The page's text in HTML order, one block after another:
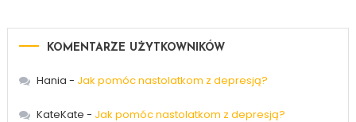
KOMENTARZE UŻYTKOWNIKÓW
Hania - Jak pomóc nastolatkom z depresją?
KateKate - Jak pomóc nastolatkom z depresją?